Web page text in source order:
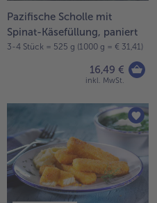
- 5 € beim Kauf
Pazifische Scholle mit
Spinat-Käsefüllung, paniert
3-4 Stück = 525 g (1000 g = € 31,41)
16,49 €
inkl. MwSt.